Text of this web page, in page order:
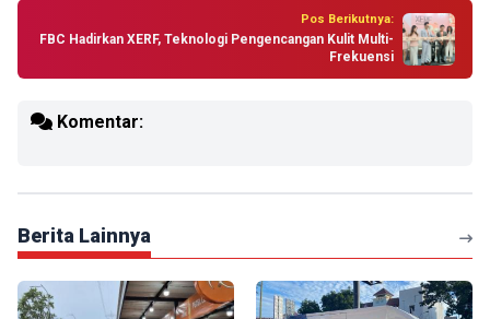
Pos Berikutnya:
FBC Hadirkan XERF, Teknologi Pengencangan Kulit Multi-
Frekuensi
Komentar:
Berita Lainnya